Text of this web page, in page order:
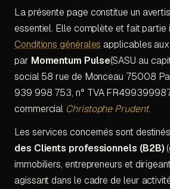
SUR CETTE PAGE
La présente page constitue un
essentiel. Elle complète et fait partie
Conditions générales applicables
par Momentum Pulse(SASU au
social 58 rue de Monceau 75008
939 998 753, n° TVA
commercial Christophe Prudent.
Les services concernés sont destinés
des Clients professionnels (B2B)
immobiliers, entrepreneurs et
agissant dans le cadre de leur